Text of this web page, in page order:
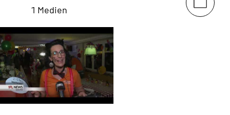
1 Medien